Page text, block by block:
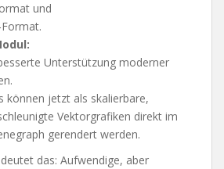
und
Unterstützung moderner
können jetzt als skalierbare,
Vektorgrafiken direkt im
gerendert werden.
das: Aufwendige, aber